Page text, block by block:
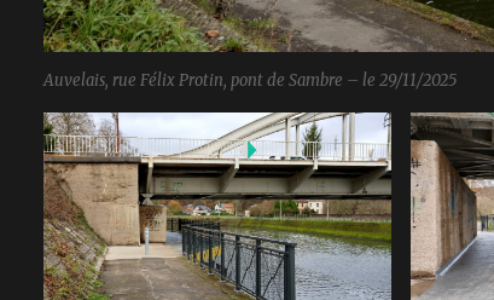
Auvelais, rue Félix Protin, pont de Sambre – le 29/11/2025